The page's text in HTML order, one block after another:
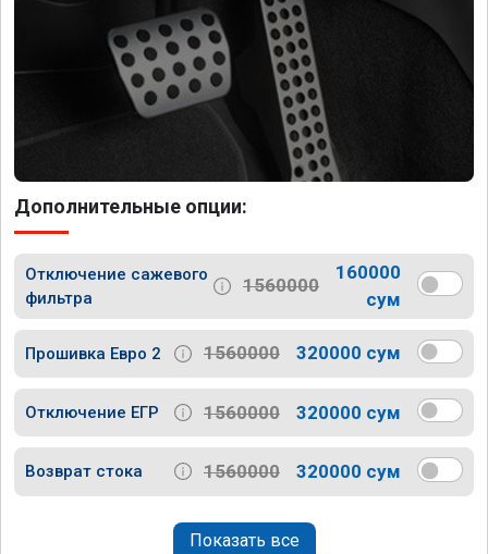
Дополнительные опции:
Отключение сажевого
фильтра
1560000
160000
сум
Прошивка Евро 2 1560000 320000 сум
Отключение ЕГР 1560000 320000 сум
Возврат стока 1560000 320000 сум
Показать все